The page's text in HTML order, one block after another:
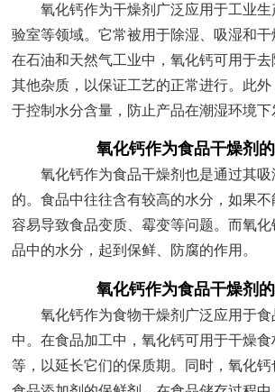
氧化钙作为干燥剂广泛应用于工业
验室等领域。它常被用于除湿、吸湿和干
在石油和天然气工业中，氧化钙可用于
其他杂质，以保证工艺的正常进行。此外
于控制水分含量，防止产品在潮湿环境下
氧化钙作为食品干燥剂
氧化钙作为食品干燥剂也是通过其吸
的。食品中往往含有较高的水分，如果不
容易导致食品变质、霉变等问题。而氧
品中的水分，起到保鲜、防腐的作用。
氧化钙作为食品干燥剂
氧化钙作为食物干燥剂广泛应用于
中。在食品加工中，氧化钙可用于干燥
等，以延长它们的保质期。同时，氧化